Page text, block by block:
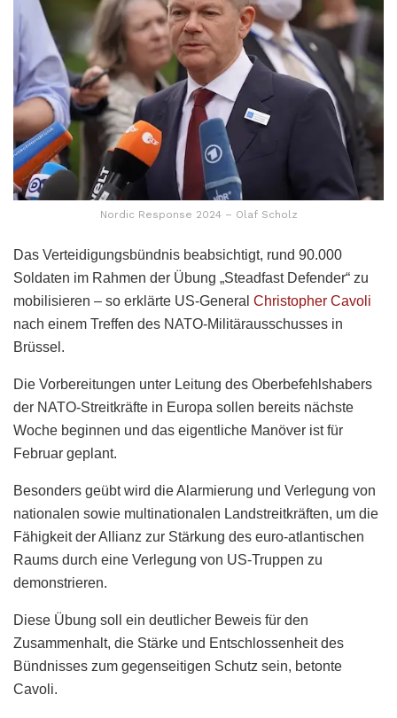
Nordic Response 2024 – Olaf Scholz
Das Verteidigungsbündnis beabsichtigt, rund 90.000
Soldaten im Rahmen der Übung „Steadfast Defender“ zu
mobilisieren – so erklärte US-General Christopher Cavoli
nach einem Treffen des NATO-Militärausschusses in
Brüssel.
Die Vorbereitungen unter Leitung des Oberbefehlshabers
der NATO-Streitkräfte in Europa sollen bereits nächste
Woche beginnen und das eigentliche Manöver ist für
Februar geplant.
Besonders geübt wird die Alarmierung und Verlegung von
nationalen sowie multinationalen Landstreitkräften, um die
Fähigkeit der Allianz zur Stärkung des euro-atlantischen
Raums durch eine Verlegung von US-Truppen zu
demonstrieren.
Diese Übung soll ein deutlicher Beweis für den
Zusammenhalt, die Stärke und Entschlossenheit des
Bündnisses zum gegenseitigen Schutz sein, betonte
Cavoli.